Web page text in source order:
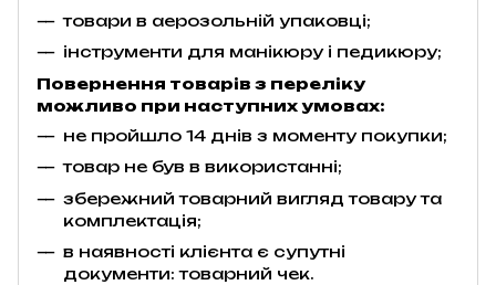
товари в аерозольній упаковці;
інструменти для манікюру і педикюру;
Повернення товарів з переліку
можливо при наступних умовах:
не пройшло 14 днів з моменту покупки;
товар не був в використанні;
збережний товарний вигляд товару та
комплектація;
в наявності клієнта є супутні
документи: товарний чек.